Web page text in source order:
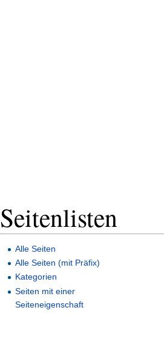
Seitenlisten
Alle Seiten
Alle Seiten (mit Präfix)
Kategorien
Seiten mit einer
Seiteneigenschaft